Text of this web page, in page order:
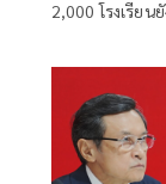
2,000 โรงเรีย
ลั่นยุคนี้ต้องไม่มี
ด่วน 19 มิ.ย. ส